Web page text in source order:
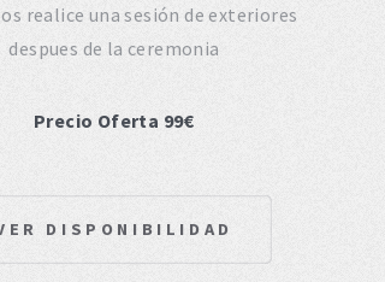
realice una sesión de exteriores
despues de la ceremonia
Precio Oferta 99€
DISPONIBILIDAD